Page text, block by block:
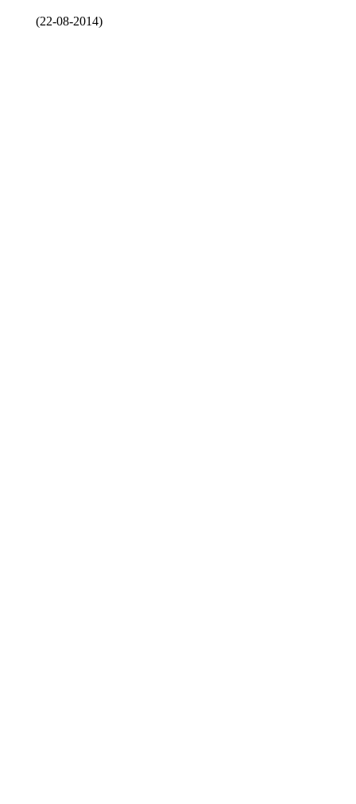
(22-08-2014)